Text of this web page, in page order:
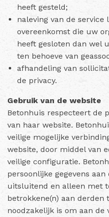
heeft gesteld;
naleving van de service
overeenkomst die uw
heeft gesloten dan wel
ten behoeve van
afhandeling van
de privacy.
Gebruik van de website
Betonhuis respecteert de
van haar website.
veilige mogelijke
website, door middel van
veilige configuratie.
persoonlijke gegevens
uitsluitend en alleen met
betrokkene(n) aan
noodzakelijk is om aan de